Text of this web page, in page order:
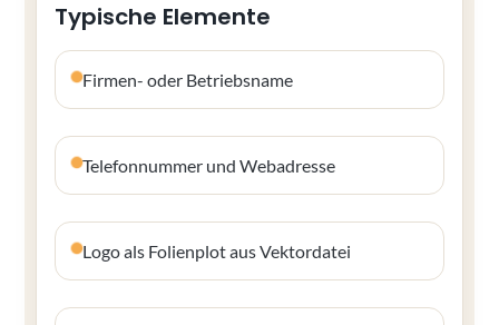
Typische Elemente
Firmen- oder Betriebsname
Telefonnummer und Webadresse
Logo als Folienplot aus Vektordatei